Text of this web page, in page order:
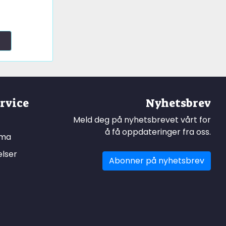
Nyhetsbrev
Meld deg på nyhetsbrevet vårt for
å få oppdateringer fra oss.
Abonner på nyhetsbrev